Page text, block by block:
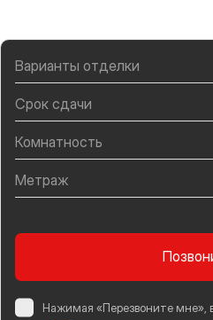
Варианты отделки
Срок сдачи
Комнатность
Метраж
Нажимая «Перезвоните мне»,